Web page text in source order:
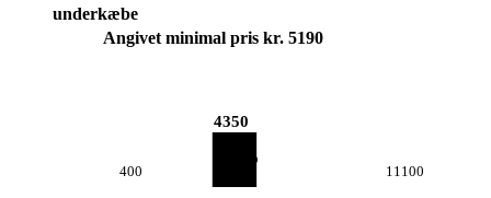
underkæbe
Angivet minimal pris kr. 5190
400
4350
11100